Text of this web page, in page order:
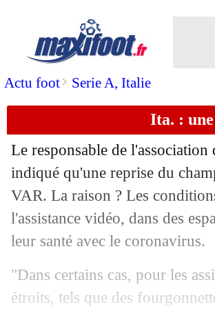
Actu foot> Serie A, Italie
Ita. :
Le responsable de
indiqué qu'une reprise du
VAR. La raison ? Les
l'assistance vidéo, dans des
leur santé avec le coronavirus.
"Dans certains cas, pour les
étroits, tels que des
Milan: Ibrahimovic
07/04 Valladolid
07/04 Inter: le PSG veut
07/04 : Riolo encense Al-
07/04 Juve: De Ligt exclut
07/04 PHOTOS: les futurs
07/04 Juve: le Real balaie la